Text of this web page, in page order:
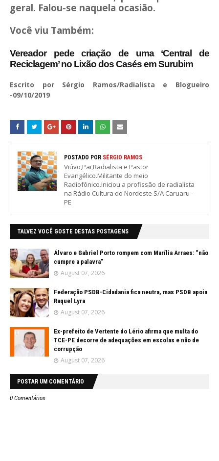
geral. Falou-se naquela ocasião.
Você viu Também:
Vereador pede criação de uma ‘Central de
Reciclagem’ no Lixão dos Casés em Surubim
Escrito por Sérgio Ramos/Radialista e Blogueiro
-09/10/2019
POSTADO POR SÉRGIO RAMOS
Viúvo,Pai,Radialista e Pastor
Evangélico.Militante do meio
Radiofônico.Iniciou a profissão de radialista
na Rádio Cultura do Nordeste S/A Caruaru -
PE
TALVEZ VOCÊ GOSTE DESTAS POSTAGENS
Álvaro e Gabriel Porto rompem com Marília Arraes: “não
cumpre a palavra”
August 07, 2026
Federação PSDB-Cidadania fica neutra, mas PSDB apoia
Raquel Lyra
August 07, 2026
Ex-prefeito de Vertente do Lério afirma que multa do
TCE-PE decorre de adequações em escolas e não de
corrupção
August 07, 2026
POSTAR UM COMENTÁRIO
0 Comentários